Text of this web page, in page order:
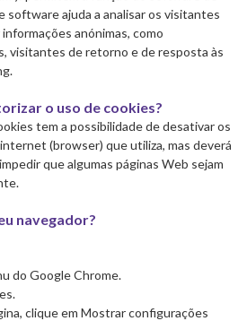
software ajuda a analisar os visitantes
anónimas, como
visitantes de retorno e de resposta às
o uso de cookies?
tem a possibilidade de desativar os
(browser) que utiliza, mas deverá
que algumas páginas Web sejam
navegador?
do Google Chrome.
clique em Mostrar configurações